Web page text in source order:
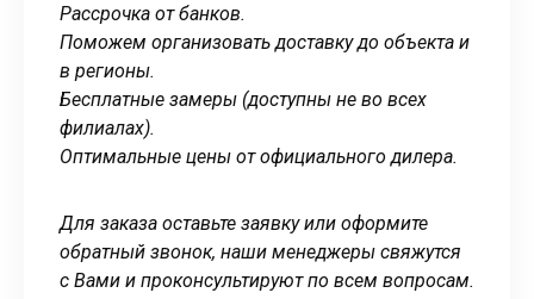
Рассрочка от банков.
Поможем организовать доставку до объекта и
в регионы.
Бесплатные замеры (доступны не во всех
филиалах).
Оптимальные цены от официального дилера.
Для заказа оставьте заявку или оформите
обратный звонок, наши менеджеры свяжутся
с Вами и проконсультируют по всем вопросам.